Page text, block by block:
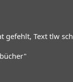
gefehlt, Text tlw